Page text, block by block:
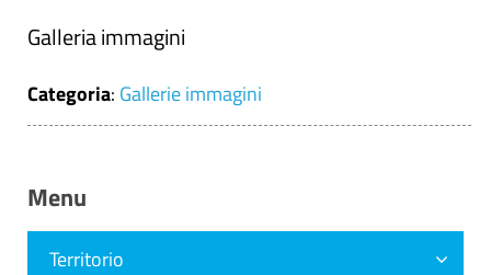
Galleria immagini
Categoria: Gallerie immagini
Menu
Territorio